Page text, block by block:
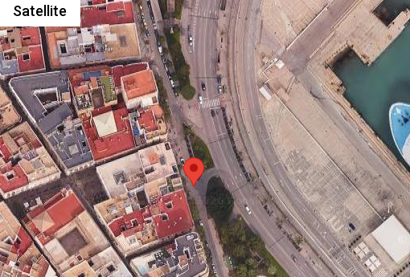
Satellite